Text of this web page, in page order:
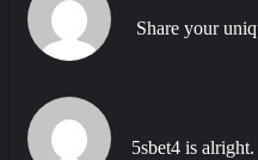
Share your
5sbet4 is